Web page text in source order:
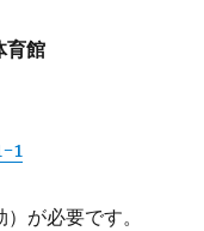
育館
1
が必要です。